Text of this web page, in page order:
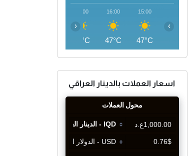
15:00
47°C
16:00
47°C
17:00
46°C
‹ ›
اسعار العملات بالدينار العراقي